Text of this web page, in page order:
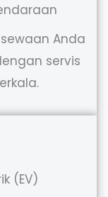
Anda
servis
(EV)